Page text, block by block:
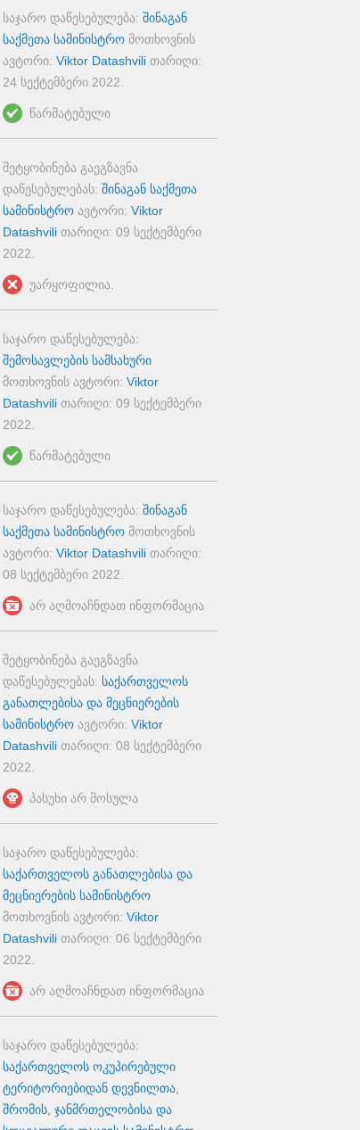
საჯარო დაწესებულება: შინაგან
საქმეთა სამინისტრო მოთხოვნის
ავტორი: Viktor Datashvili თარიღი:
24 სექტემბერი 2022
წარმატებული
შეტყობინება გაეგზავნა
დაწესებულებას: შინაგან საქმეთა
სამინისტრო ავტორი: Viktor
Datashvili თარიღი: 09 სექტემბერი
2022
უარყოფილია.
საჯარო დაწესებულება:
შემოსავლების სამსახური
მოთხოვნის ავტორი: Viktor
Datashvili თარიღი: 09 სექტემბერი
2022
წარმატებული
საჯარო დაწესებულება: შინაგან
საქმეთა სამინისტრო მოთხოვნის
ავტორი: Viktor Datashvili თარიღი:
08 სექტემბერი 2022
არ აღმოაჩნდათ ინფორმაცია
შეტყობინება გაეგზავნა
დაწესებულებას: საქართველოს
განათლებისა და მეცნიერების
სამინისტრო ავტორი: Viktor
Datashvili თარიღი: 08 სექტემბერი
2022
პასუხი არ მოსულა
საჯარო დაწესებულება:
საქართველოს განათლებისა და
მეცნიერების სამინისტრო
მოთხოვნის ავტორი: Viktor
Datashvili თარიღი: 06 სექტემბერი
2022
არ აღმოაჩნდათ ინფორმაცია
საჯარო დაწესებულება:
საქართველოს ოკუპირებული
ტერიტორიებიდან დევნილთა,
შრომის, ჯანმრთელობისა და